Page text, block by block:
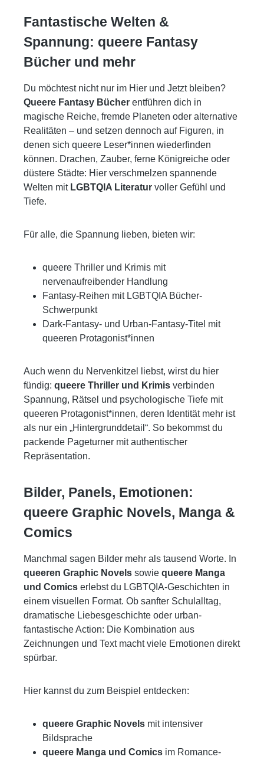
Fantastische Welten &
Spannung: queere Fantasy
Bücher und mehr
Du möchtest nicht nur im Hier und Jetzt bleiben?
Queere Fantasy Bücher entführen dich in
magische Reiche, fremde Planeten oder alternative
Realitäten – und setzen dennoch auf Figuren, in
denen sich queere Leser*innen wiederfinden
können. Drachen, Zauber, ferne Königreiche oder
düstere Städte: Hier verschmelzen spannende
Welten mit LGBTQIA Literatur voller Gefühl und
Tiefe.
Für alle, die Spannung lieben, bieten wir:
queere Thriller und Krimis mit
nervenaufreibender Handlung
Fantasy-Reihen mit LGBTQIA Bücher-
Schwerpunkt
Dark-Fantasy- und Urban-Fantasy-Titel mit
queeren Protagonist*innen
Auch wenn du Nervenkitzel liebst, wirst du hier
fündig: queere Thriller und Krimis verbinden
Spannung, Rätsel und psychologische Tiefe mit
queeren Protagonist*innen, deren Identität mehr ist
als nur ein „Hintergrunddetail“. So bekommst du
packende Pageturner mit authentischer
Repräsentation.
Bilder, Panels, Emotionen:
queere Graphic Novels, Manga &
Comics
Manchmal sagen Bilder mehr als tausend Worte. In
queeren Graphic Novels sowie queere Manga
und Comics erlebst du LGBTQIA-Geschichten in
einem visuellen Format. Ob sanfter Schulalltag,
dramatische Liebesgeschichte oder urban-
fantastische Action: Die Kombination aus
Zeichnungen und Text macht viele Emotionen direkt
spürbar.
Hier kannst du zum Beispiel entdecken:
queere Graphic Novels mit intensiver
Bildsprache
queere Manga und Comics im Romance-